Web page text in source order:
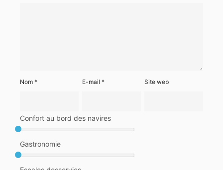
Nom * E-mail* Site web
Confort au bord des navires
Gastronomie